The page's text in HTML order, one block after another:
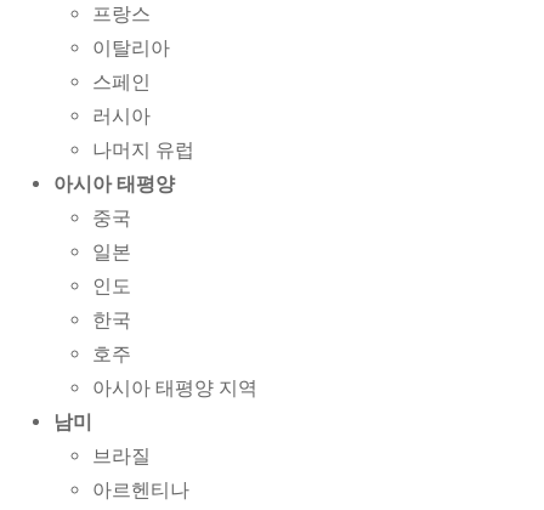
프랑스
이탈리아
스페인
러시아
나머지 유럽
아시아 태평양
중국
일본
인도
한국
호주
아시아 태평양 지역
남미
브라질
아르헨티나